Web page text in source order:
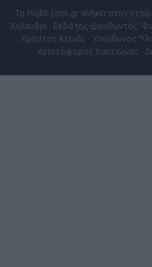
Το flight.com.gr ανήκει στην
Χαλάνδρι · Εκδότης-Διευθυντής:
Χρήστος Κτενάς · Υπεύθυνος
Χριστόφορος Χαντιώνας ·